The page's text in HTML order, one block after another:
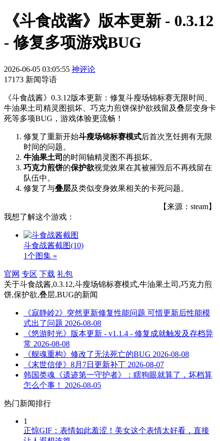
《斗食战酱》版本更新 - 0.3.12
- 修复多项游戏BUG
2026-06-05 03:05:55 神评论
17173 新闻导语
《斗食战酱》0.3.12版本更新：修复斗瘦场锦标赛无限时间、
牛油果土司精灵图损坏、巧克力煎饼保护欲残留及叠层变身卡
死等多项BUG，游戏体验更流畅！
修复了重新开始斗瘦场锦标赛模式后首次烹饪拥有无限
时间的问题。
牛油果土司 的时间轴精灵图不再损坏。
巧克力煎饼的保护欲视觉效果在其被摧毁后不再残留在
队伍中。
修复了与叠层及类似变身效果相关的卡死问题。
【来源：steam】
我想了解这个游戏：
斗食战酱截图(10)
1个图集 »
官网 专区 下载 礼包
关于斗食战酱,0.3.12,斗瘦场锦标赛模式,牛油果土司,巧克力煎
饼,保护欲,叠层,BUG的新闻
《寂静岭2》突然更新修复性能问题 可惜更新后性能模
式出了问题 2026-08-08
《悠游时光》版本更新 - v1.1.4 - 修复成就触发及存档异
常 2026-08-08
《舰魂重构》修改了无法死亡的BUG 2026-08-08
《末世信使》8月7日更新补丁 2026-08-07
韩国类魂《遗迹第一守护者》：瞎狗眼就算了，坏档算
怎么个事！
2026-08-05
热门新闻排行
1
正惊GIF：表情如此羞涩！美女这个表情太好看，直接